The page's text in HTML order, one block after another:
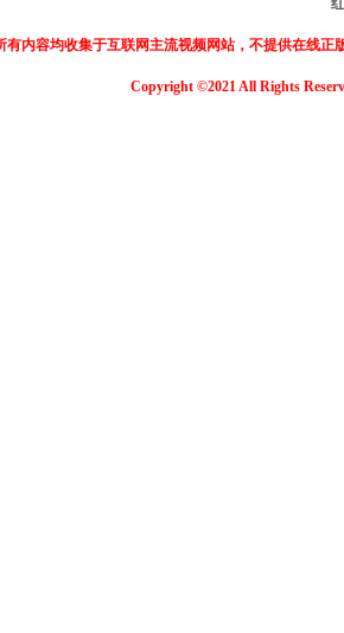
有内容均收集于互联网主流视频网站，不提供在线
Copyright ©2021 All Rights